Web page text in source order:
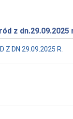
z dn.29.09.2025
Z DN 29.09.2025 R.